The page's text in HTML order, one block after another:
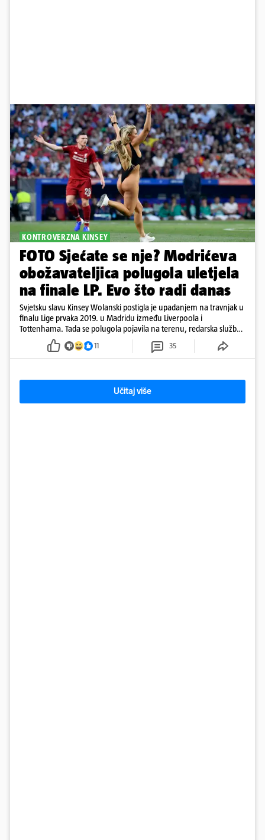
KONTROVERZNA KINSEY
FOTO Sjećate se nje? Modrićeva
obožavateljica polugola uletjela
na finale LP. Evo što radi danas
Svjetsku slavu Kinsey Wolanski postigla je upadanjem na travnjak u
finalu Lige prvaka 2019. u Madridu između Liverpoola i
Tottenhama. Tada se polugola pojavila na terenu, redarska služba
ju je lovila po travnjaku, a njezine fotografije obišle su svijet.
11 35
Učitaj više